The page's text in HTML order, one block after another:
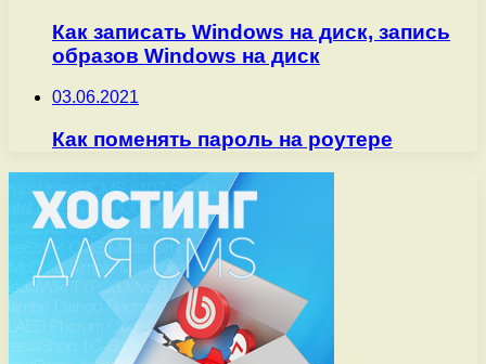
Как записать Windows на диск, запись
образов Windows на диск
03.06.2021
Как поменять пароль на роутере